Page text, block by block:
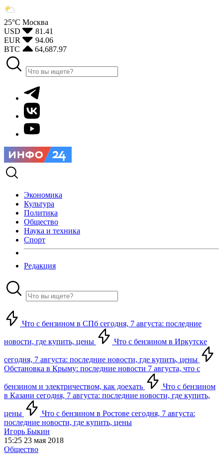
25°С Москва
USD
81.41
EUR
94.06
BTC
64,687.97
Экономика
Культура
Политика
Общество
Наука и техника
Спорт
Редакция
Что с бензином в СПб сегодня, 7 августа: последние
новости, где купить, цены Что с бензином в Иркутске
сегодня, 7 августа: последние новости, где купить, цены
Обстановка в Крыму: последние новости 7 августа, что с
бензином и электричеством, как доехать
Что с бензином
в Казани сегодня, 7 августа: последние новости, где купить,
цены
Что с бензином в Ростове сегодня, 7 августа:
последние новости, где купить, цены
Игорь Быкин
15:25 23 мая 2018
Общество